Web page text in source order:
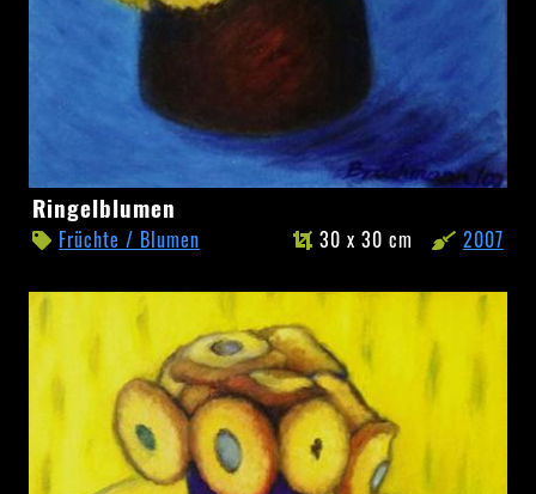
Ringelblumen
Ringelblumen
Früchte / Blumen 2007
30 x 30 cm